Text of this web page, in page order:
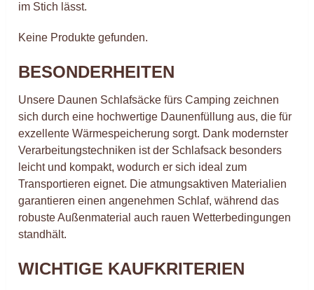
im Stich lässt.
Keine Produkte gefunden.
BESONDERHEITEN
Unsere Daunen Schlafsäcke fürs Camping zeichnen
sich durch eine hochwertige Daunenfüllung aus, die für
exzellente Wärmespeicherung sorgt. Dank modernster
Verarbeitungstechniken ist der Schlafsack besonders
leicht und kompakt, wodurch er sich ideal zum
Transportieren eignet. Die atmungsaktiven Materialien
garantieren einen angenehmen Schlaf, während das
robuste Außenmaterial auch rauen Wetterbedingungen
standhält.
WICHTIGE KAUFKRITERIEN